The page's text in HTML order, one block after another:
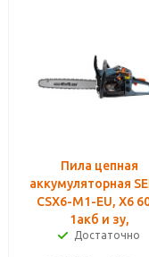
Пила цепная
аккумуляторная
CSX6-M1-EU, X6
1акб и зу,
Достаточно